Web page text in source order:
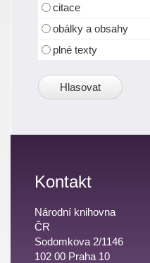
citace
obálky a obsahy
plné texty
Kontakt
Národní knihovna
ČR
Sodomkova 2/1146
102 00 Praha 10